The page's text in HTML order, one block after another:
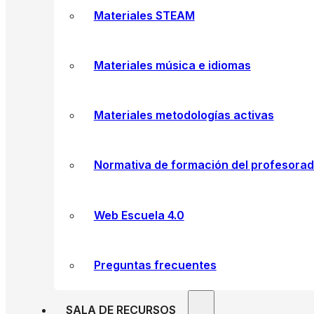
Materiales STEAM
Materiales música e idiomas
Materiales metodologías activas
Normativa de formación del
Web Escuela 4.0
Preguntas frecuentes
SALA DE RECURSOS